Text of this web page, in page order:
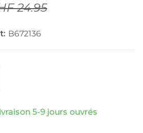
24.95
B672136
5-9 jours ouvrés